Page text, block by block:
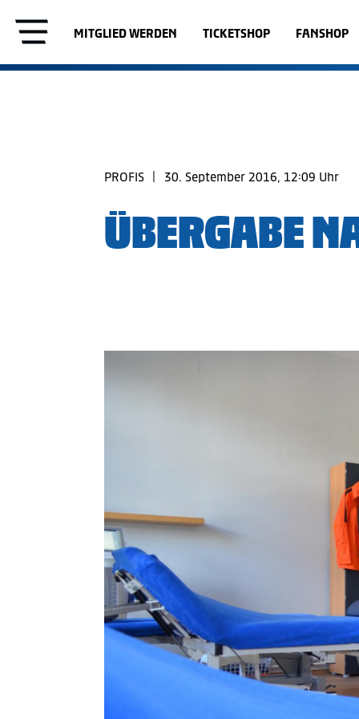
MITGLIED WERDEN TICKETSHOP FANSHOP
PROFIS 30. September 2016, 12:09 Uhr
ÜBERGABE